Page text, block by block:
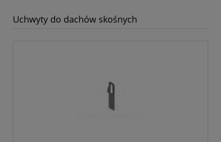
Uchwyty do dachów skośnych